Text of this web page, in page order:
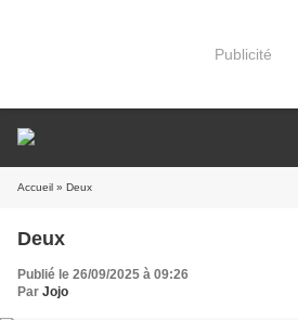
Publicité
Accueil » Deux
Deux
Publié le 26/09/2025 à 09:26
Par Jojo